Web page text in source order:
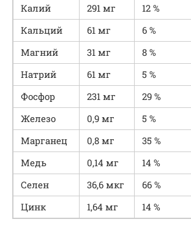
Калий
291 мг
12 %
Кальций
61 мг
6 %
Магний
31 мг
8 %
Натрий
61 мг
5 %
Фосфор
231 мг
29 %
Железо
0,9 мг
5 %
Марганец
0,8 мг
35 %
Медь
0,14 мг
14 %
Селен
36,6 мкг
66 %
Цинк
1,64 мг 14 %